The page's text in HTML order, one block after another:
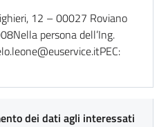
12 – 00027 Roviano
persona dell’Ing.
dei dati agli interessati